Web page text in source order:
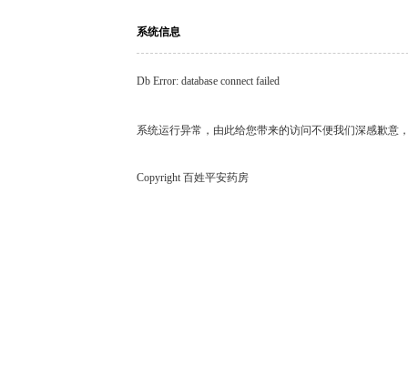
系统信息
Db Error: database connect failed
系统运行异常，由此给您带来的访问不便我们深感歉意
Copyright 百姓平安药房